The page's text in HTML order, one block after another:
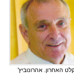
האחרון. אהרונוביץ'